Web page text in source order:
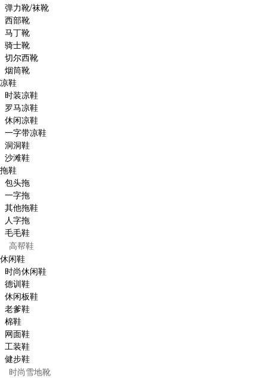
弹力靴/袜靴
西部靴
马丁靴
骑士靴
切尔西靴
烟筒靴
凉鞋
时装凉鞋
罗马凉鞋
休闲凉鞋
一字带凉鞋
洞洞鞋
沙滩鞋
拖鞋
包头拖
一字拖
其他拖鞋
人字拖
毛毛鞋
高帮鞋
休闲鞋
时尚休闲鞋
德训鞋
休闲板鞋
老爹鞋
棉鞋
网面鞋
工装鞋
健步鞋
时尚雪地靴